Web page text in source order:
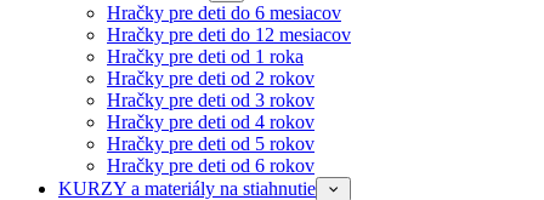
Hračky pre deti do 6 mesiacov
Hračky pre deti do 12 mesiacov
Hračky pre deti od 1 roka
Hračky pre deti od 2 rokov
Hračky pre deti od 3 rokov
Hračky pre deti od 4 rokov
Hračky pre deti od 5 rokov
Hračky pre deti od 6 rokov
KURZY a materiály na stiahnutie